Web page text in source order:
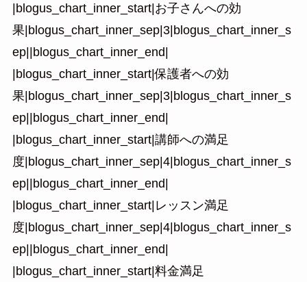
|blogus_chart_inner_start|お子さんへの効
果|blogus_chart_inner_sep|3|blogus_chart_inner_s
ep||blogus_chart_inner_end|
|blogus_chart_inner_start|保護者への効
果|blogus_chart_inner_sep|3|blogus_chart_inner_s
ep||blogus_chart_inner_end|
|blogus_chart_inner_start|講師への満足
度|blogus_chart_inner_sep|4|blogus_chart_inner_s
ep||blogus_chart_inner_end|
|blogus_chart_inner_start|レッスン満足
度|blogus_chart_inner_sep|4|blogus_chart_inner_s
ep||blogus_chart_inner_end|
|blogus_chart_inner_start|料金満足